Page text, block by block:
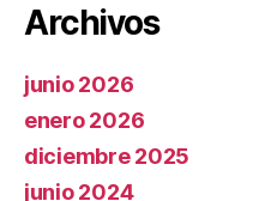
Archivos
junio 2026
enero 2026
diciembre 2025
junio 2024